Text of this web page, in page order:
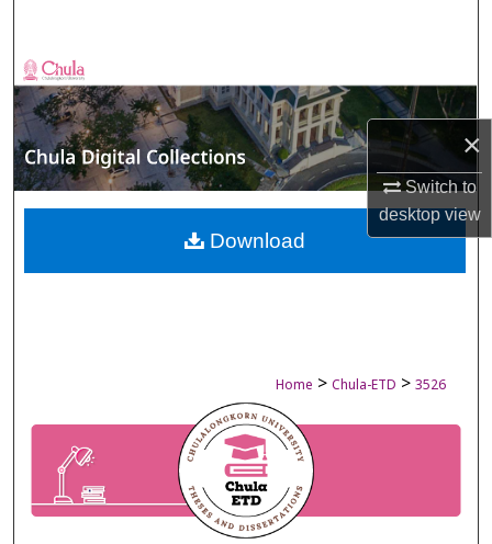
×
Switch to
desktopview
Browse Collections
My Account
About
Digital Commons Network™
Home > Chula-ETD > 3526
Download